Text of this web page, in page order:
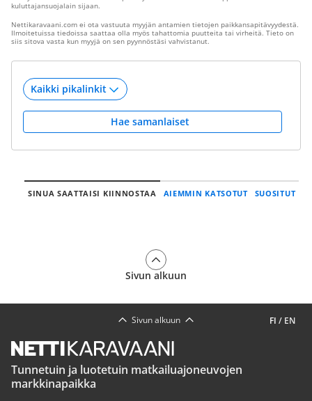
kuluttajansuojalain sijaan.
Nettikaravaani.com ei ota vastuuta myyjän antamien tietojen paikkansapitävyydestä.
Ilmoitetuissa tiedoissa saattaa olla myös tahattomia puutteita tai virheitä. Tieto on
siis sitova vasta kun myyjä on sen pyynnöstäsi vahvistanut.
Hae samanlaiset
SINUA SAATTAISI KIINNOSTAA AIEMMIN KATSOTUT SUOSITUT
Sivun alkuun
FI / EN
Sivun alkuun
Tunnetuin ja luotetuin matkailuajoneuvojen
markkinapaikka